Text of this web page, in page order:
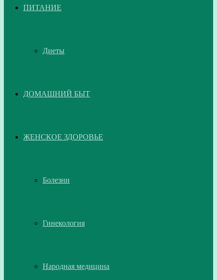
ПИТАНИЕ
Диеты
ДОМАШНИЙ БЫТ
ЖЕНСКОЕ ЗДОРОВЬЕ
Болезни
Гинекология
Народная медицина